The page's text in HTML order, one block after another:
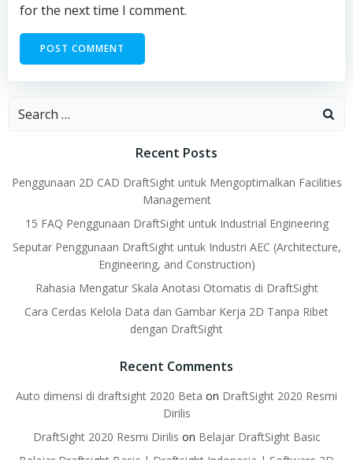
for the next time I comment.
Search
Recent Posts
Penggunaan 2D CAD DraftSight untuk Mengoptimalkan Facilities
Management
15 FAQ Penggunaan DraftSight untuk Industrial Engineering
Seputar Penggunaan DraftSight untuk Industri AEC (Architecture,
Engineering, and Construction)
Rahasia Mengatur Skala Anotasi Otomatis di DraftSight
Cara Cerdas Kelola Data dan Gambar Kerja 2D Tanpa Ribet
dengan DraftSight
Recent Comments
Auto dimensi di draftsight 2020 Beta on DraftSight 2020 Resmi
Dirilis
DraftSight 2020 Resmi Dirilis on Belajar DraftSight Basic